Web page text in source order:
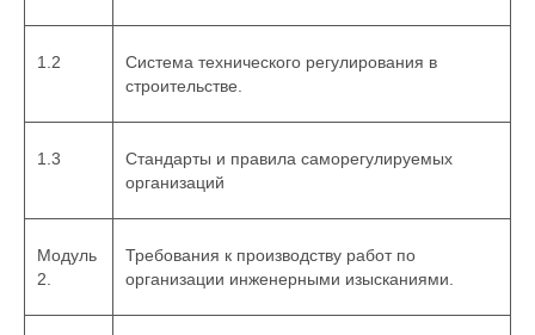
1.2
Система технического регулирования в
строительстве.
1.3
Стандарты и правила саморегулируемых
организаций
Модуль
2.
Требования к производству работ по
организации инженерными изысканиями.